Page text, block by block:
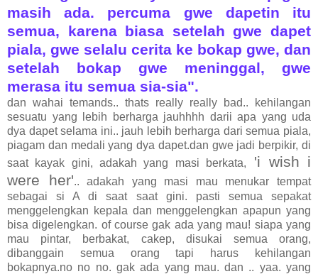
masih ada. percuma gwe dapetin itu
semua, karena biasa setelah gwe dapet
piala, gwe selalu cerita ke bokap gwe, dan
setelah bokap gwe meninggal, gwe
merasa itu semua sia-sia".
dan wahai temands.. thats really really bad.. kehilangan
sesuatu yang lebih berharga jauhhhh darii apa yang uda
dya dapet selama ini.. jauh lebih berharga dari semua piala,
piagam dan medali yang dya dapet.dan gwe jadi berpikir, di
saat kayak gini, adakah yang masi berkata,
'i wish i
were her'.. adakah yang masi mau menukar tempat
sebagai si A di saat saat gini. pasti semua sepakat
menggelengkan kepala dan menggelengkan apapun yang
bisa digelengkan. of course gak ada yang mau! siapa yang
mau pintar, berbakat, cakep, disukai semua orang,
dibanggain semua orang tapi harus kehilangan
bokapnya.no no no. gak ada yang mau. dan .. yaa. yang